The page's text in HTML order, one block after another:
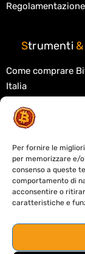
Per fornire le
per memorizzare e/
consenso a queste
comportamento di
acconsentire o
caratteristiche e
Regolamentazione
Strumenti &
Come comprare
Italia
Migliori exchange
Migliori wallet
Tasse
Cos'è la
Cos'è la DeFi
Crypto card:
custody